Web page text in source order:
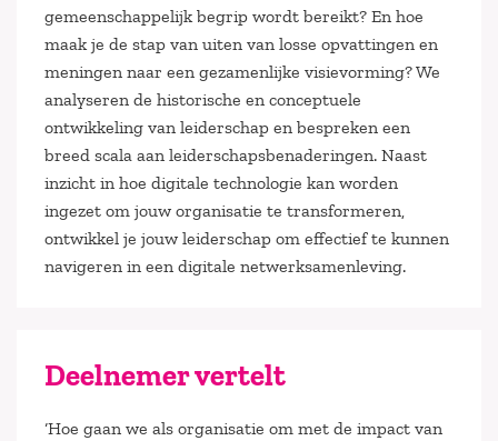
gemeenschappelijk begrip wordt bereikt? En hoe
maak je de stap van uiten van losse opvattingen en
meningen naar een gezamenlijke visievorming? We
analyseren de historische en conceptuele
ontwikkeling van leiderschap en bespreken een
breed scala aan leiderschapsbenaderingen. Naast
inzicht in hoe digitale technologie kan worden
ingezet om jouw organisatie te transformeren,
ontwikkel je jouw leiderschap om effectief te kunnen
navigeren in een digitale netwerksamenleving.
Deelnemer vertelt
‘Hoe gaan we als organisatie om met de impact van